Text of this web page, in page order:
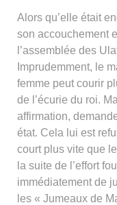
Alors qu’elle était
son accouchement
l’assemblée des
Imprudemment, le
femme peut courir
de l’écurie du roi.
affirmation,
état. Cela lui est
court plus vite que
la suite de l’effort
immédiatement de
les « Jumeaux de